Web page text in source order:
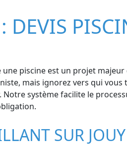
DEVIS
une piscine est un projet
mais ignorez vers qui vous
système facilite le
SUR JOUY